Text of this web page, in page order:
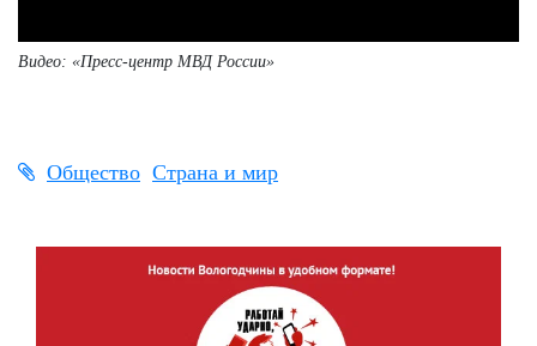
Видео: «Пресс-центр МВД России»
Общество Страна и мир